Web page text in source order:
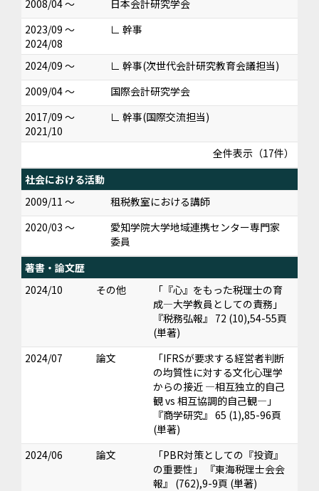
2008/04 ～
日本会計研究学会
2023/09 ～
2024/08
∟ 幹事
2024/09 ～
∟ 幹事(次世代会計研究教育会議担当)
2009/04 ～
国際会計研究学会
2017/09 ～
2021/10
∟ 幹事(国際交流担当)
全件表示（17件）
社会における活動
2009/11 ～
租税教室における講師
2020/03 ～
愛知学院大学地域連携センター専門家
委員
著書・論文歴
2024/10
その他
「『心』をもった税理士の育
成―大学教員としての責務」
『税務弘報』 72 (10),54-55頁
(単著)
2024/07
論文
「IFRSが要求する経営者判断
の均質性に対する文化心理学
からの接近 ―相互独立的自己
観 vs 相互協調的自己観―」
『商学研究』 65 (1),85-96頁
(単著)
2024/06
論文
「PBR対策としての『投資』
の重要性」 『東海税理士会会
報』 (762),9-9頁 (単著)